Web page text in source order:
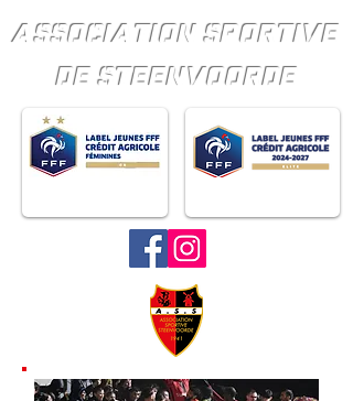
ASSOCIATION SPORTIVE
DE STEENVOORDE